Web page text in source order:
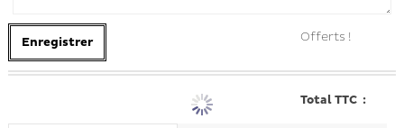
Offerts !
Total TTC :
Enregistrer